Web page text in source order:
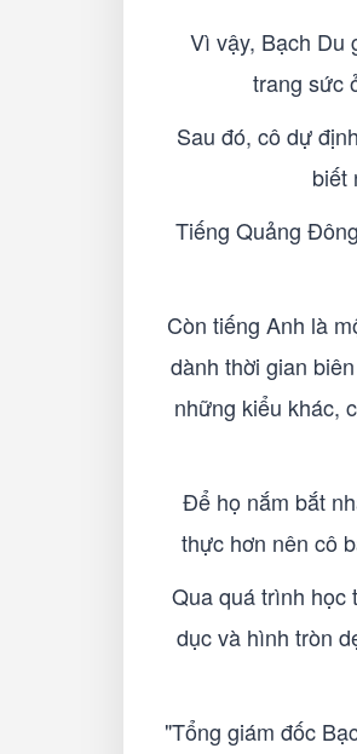
Vì vậy, Bạch Du
trang sức
Sau đó, cô dự
biết
Tiếng Quảng
Còn tiếng Anh là
dành thời gian
những kiểu khác,
Để họ nắm bắt
thực hơn nên cô
Qua quá trình học
dục và hình tròn
"Tổng giám đốc